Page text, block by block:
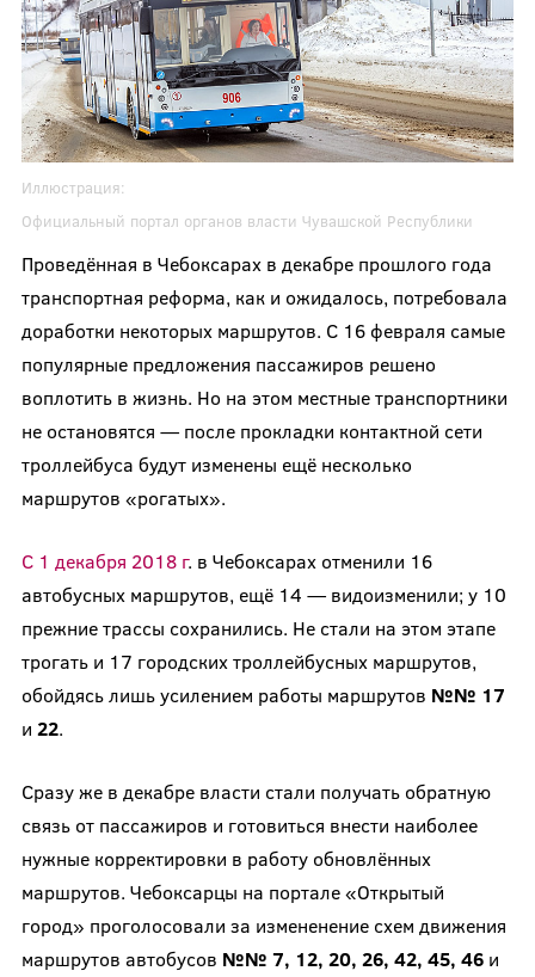
Иллюстрация:
Официальный портал органов власти Чувашской Республики
Проведённая в Чебоксарах в декабре прошлого года
транспортная реформа, как и ожидалось, потребовала
доработки некоторых маршрутов. С 16 февраля самые
популярные предложения пассажиров решено
воплотить в жизнь. Но на этом местные транспортники
не остановятся — после прокладки контактной сети
троллейбуса будут изменены ещё несколько
маршрутов «рогатых».
С 1 декабря 2018 г. в Чебоксарах отменили 16
автобусных маршрутов, ещё 14 — видоизменили; у 10
прежние трассы сохранились. Не стали на этом этапе
трогать и 17 городских троллейбусных маршрутов,
обойдясь лишь усилением работы маршрутов №№ 17
и 22.
Сразу же в декабре власти стали получать обратную
связь от пассажиров и готовиться внести наиболее
нужные корректировки в работу обновлённых
маршрутов. Чебоксарцы на портале «Открытый
город» проголосовали за измененение схем движения
маршрутов автобусов №№ 7, 12, 20, 26, 42, 45, 46и